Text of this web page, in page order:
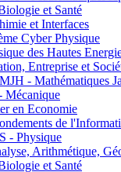
et Santé
et Interfaces
Cyber Physique
des Hautes
Entreprise et
- Mathématiques
en Economie
de
- Physique
Arithmétique,
et Santé